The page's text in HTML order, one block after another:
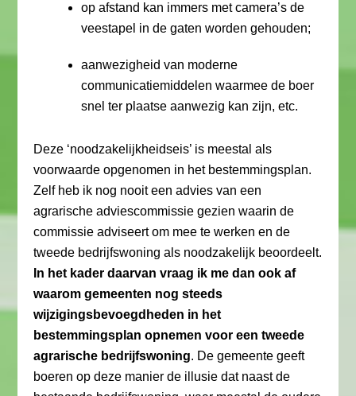
op afstand kan immers met camera’s de
veestapel in de gaten worden gehouden;
aanwezigheid van moderne
communicatiemiddelen waarmee de boer
snel ter plaatse aanwezig kan zijn, etc.
Deze ‘noodzakelijkheidseis’ is meestal als
voorwaarde opgenomen in het bestemmingsplan.
Zelf heb ik nog nooit een advies van een
agrarische adviescommissie gezien waarin de
commissie adviseert om mee te werken en de
tweede bedrijfswoning als noodzakelijk beoordeelt.
In het kader daarvan vraag ik me dan ook af
waarom gemeenten nog steeds
wijzigingsbevoegdheden in het
bestemmingsplan opnemen voor een tweede
agrarische bedrijfswoning. De gemeente geeft
boeren op deze manier de illusie dat naast de